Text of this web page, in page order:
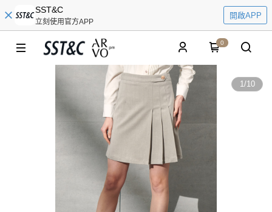
SST&C
立刻使用官方APP
開啟APP
0
1/10